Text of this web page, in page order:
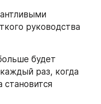
руководства
будет
раз, когда
становится